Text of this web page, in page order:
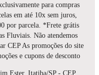
para compras
em até 10x sem juros,
por parcela. *Frete grátis
Fluviais. Não atendemos
CEP As promoções do site
e cupons de desconto
Ester, Itatiba/SP - CEP